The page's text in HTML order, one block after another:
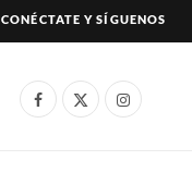
CONÉCTATE Y SÍGUENOS
F
X
I